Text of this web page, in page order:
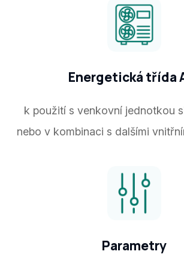
Energetická třída
k použití s venkovní jednotkou
nebo v kombinaci s dalšími
Parametry